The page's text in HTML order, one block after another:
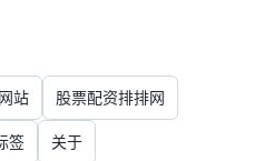
站 股票配资排排网
签 关于